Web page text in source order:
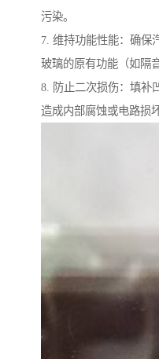
污染。
7. 维持功能性能：确保
玻璃的原有功能（如隔
8. 防止二次损伤：填补
造成内部腐蚀或电路损